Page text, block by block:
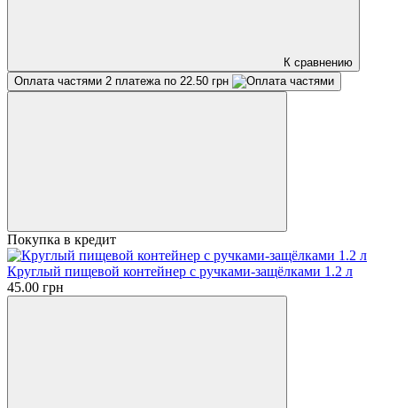
К сравнению
Оплата частями 2 платежа по 22.50 грн
Покупка в кредит
Круглый пищевой контейнер с ручками-защёлками 1.2 л
45.00 грн